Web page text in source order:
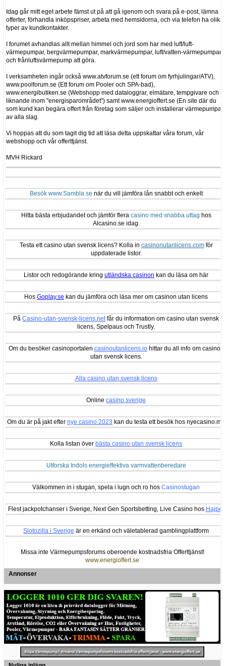
Idag går mitt eget arbete fämst ut på att gå igenom och svara på e-post, lämna
offerter, förhandla inköpspriser, arbeta med hemsidorna, och via telefon ha olika
typer av kundkontakter.
I forumet avhandlas allt mellan himmel och jord som har med luft/luft-
värmepumpar, bergvärmepumpar, markvärmepumpar, luft/vatten-värmepumpar
och frånluftsvärmepump att göra.
I verksamheten ingår också www.atvforum.se (ett forum om fyrhjulingar/ATV),
www.poolforum.se (Ett forum om Pooler och SPA-bad),
www.energibutiken.se (Webshopp med dataloggrar, elmätare, tempgivare och
liknande inom "energisparområdet") samt www.energioffert.se (En site där du
som kund kan begära offert från företag som säljer och installerar värmepumpar
av alla slag.
Vi hoppas att du som tagit dig tid att läsa detta uppskattar våra forum, vår
webshopp och vår offerttjänst.
MVH Rickard
Besök www.Sambla.se när du vill jämföra lån snabbt och enkelt
Hitta bästa erbjudandet och jämför flera casino med snabba uttag hos
Alcasino.se idag.
Testa ett casino utan svensk licens? Kolla in casinonutanlicens.comför
uppdaterade listor.
Listor och redogörande kring utländska casinon kan du läsa om här
Hos Goplay.se kan du jämföra och läsa mer om casinon utan licens
På Casino-utan-svensk-licens.netfår du information om casino utan svensk
licens, Spelpaus och Trustly.
Om du besöker casinoportalen casinoutanlicens.iohittar du all info om casinon
utan svensk licens.
Alla casino utan svensk licens
Online casino sverige
Om du är på jakt efter nye casino 2023 kan du testa ett besök hos nyecasino.me
Kolla listan över bästa casino utan svensk licens
Utforska Indols energieffektiva varmvattenberedare
Välkommen in i stugan, spela i lugn och ro hos Casinostugan
Flest jackpotchanser i Sverige, Next Gen Sportsbetting, Live Casino hos Hajper
Slotozilla i Sverige är en erkänd och väletablerad gamblingplattform
Missa inte Värmepumpsforums oberoende kostnadsfria Offerttjänst!
www.energioffert.se
Annonser